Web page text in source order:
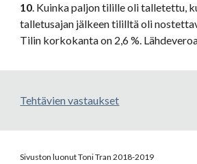
10. Kuinka paljon tilille oli talletettu,
talletusajan jälkeen tililltä oli
Tilin korkokanta on 2,6 %.
Tehtävien vastaukset
Sivuston luonut Toni Tran 2018-2019